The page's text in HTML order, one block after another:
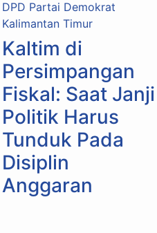
Kaltim di
Persimpangan
Fiskal: Saat Janji
Politik Harus
Tunduk Pada
Disiplin
Anggaran